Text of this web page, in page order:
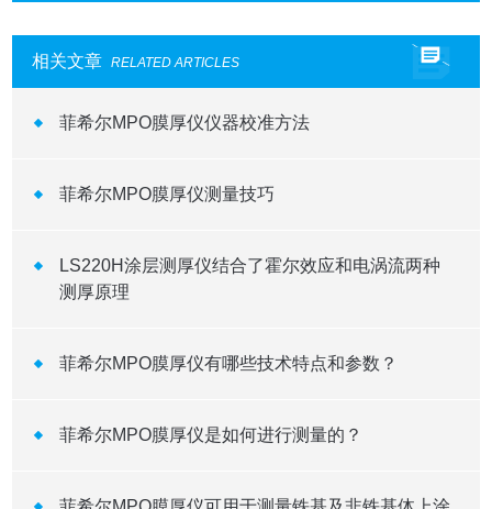
相关文章 RELATED ARTICLES
菲希尔MPO膜厚仪仪器校准方法
菲希尔MPO膜厚仪测量技巧
LS220H涂层测厚仪结合了霍尔效应和电涡流两种
测厚原理
菲希尔MPO膜厚仪有哪些技术特点和参数？
菲希尔MPO膜厚仪是如何进行测量的？